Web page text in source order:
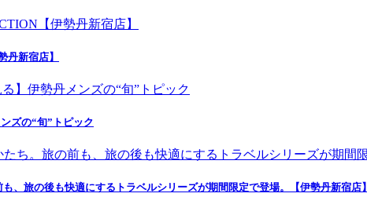
新宿店】
ズの“旬”トピック
、旅の後も快適にするトラベルシリーズが期間限定で登場。【伊勢丹新宿店】